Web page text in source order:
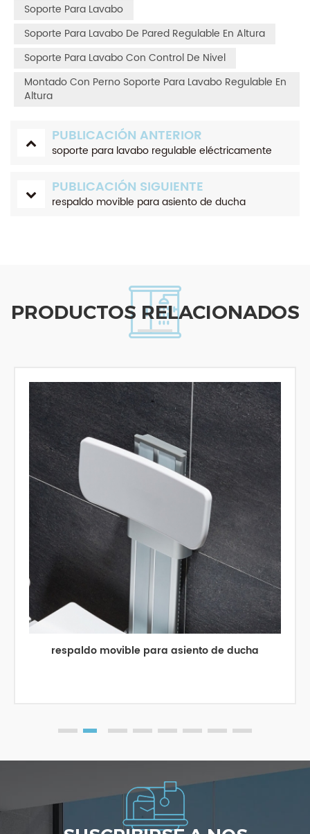
Soporte Para Lavabo
Soporte Para Lavabo De Pared Regulable En Altura
Soporte Para Lavabo Con Control De Nivel
Montado Con Perno Soporte Para Lavabo Regulable En
Altura
PUBLICACIÓN ANTERIOR
soporte para lavabo regulable eléctricamente
PUBLICACIÓN SIGUIENTE
respaldo movible para asiento de ducha
PRODUCTOS RELACIONADOS
respaldo movible para asiento de ducha